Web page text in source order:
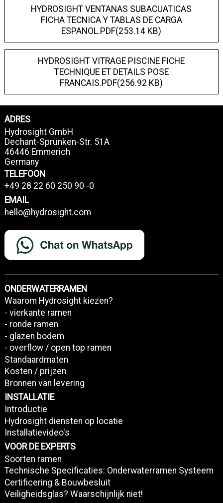
HYDROSIGHT VENTANAS SUBACUATICAS
FICHA TECNICA Y TABLAS DE CARGA
ESPANOL.PDF(253.14 KB)
HYDROSIGHT VITRAGE PISCINE FICHE
TECHNIQUE ET DETAILS POSE
FRANCAIS.PDF(256.92 KB)
ADRES
Hydrosight GmbH
Dechant-Sprünken-Str. 51A
46446 Emmerich
Germany
TELEFOON
+49 28 22 60 250 90 -0
EMAIL
hello@hydrosight.com
ONDERWATERRAMEN
Waarom Hydrosight kiezen?
- vierkante ramen
- ronde ramen
- glazen bodem
- overflow / open top ramen
Standaardmaten
Kosten / prijzen
Bronnen van levering
INSTALLATIE
Introductie
Hydrosight diensten op locatie
Installatievideo's
VOOR DE EXPERTS
Soorten ramen
Technische Specificaties: Onderwaterramen Systeem
Certificering & Bouwbesluit
Veiligheidsglas? Waarschijnlijk niet!